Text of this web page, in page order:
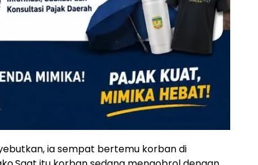
ia sempat bertemu korban di